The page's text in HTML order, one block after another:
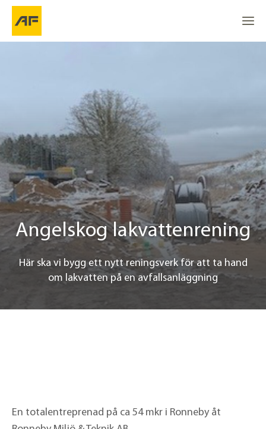
Angelskog lakvattenrening
Projektinfo
Kontakt
Angelskog lakvattenrening
Här ska vi bygg ett nytt reningsverk för att ta hand
om lakvatten på en avfallsanläggning
En totalentreprenad på ca 54 mkr i Ronneby åt